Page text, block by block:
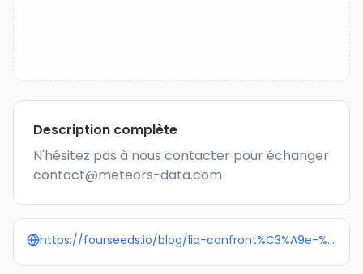
Description complète
N'hésitez pas à nous contacter pour échanger
contact@meteors-data.com
https://fourseeds.io/blog/lia-confront%C3%A9e-%C3%A0-la-gouvernance-des-donn%C3%A9es